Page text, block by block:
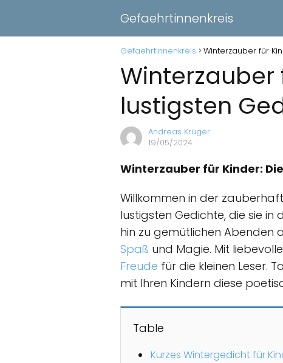
Gefaehrtinnenkreis
Gefaehrtinnenkreis Winterzauber für
Winterzauber
lustigsten
Andreas Krüger
19/05/2024
Winterzauber für Kinder:
Willkommen in der
lustigsten Gedichte, die sie
hin zu gemütlichen Abenden
Spaß und Magie. Mit
Freude für die kleinen Leser.
mit Ihren Kindern diese
Table
Kurzes Wintergedicht für